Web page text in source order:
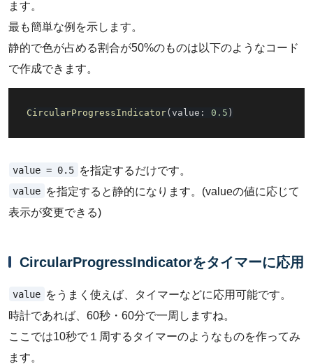
ます。
最も簡単な例を示します。
静的で色が占める割合が50%のものは以下のようなコード
で作成できます。
CircularProgressIndicator( value : 0.5 )
value = 0.5 を指定するだけです。
value を指定すると静的になります。(valueの値に応じて
表示が変更できる)
CircularProgressIndicatorをタイマーに応用
value をうまく使えば、タイマーなどに応用可能です。
時計であれば、60秒・60分で一周しますね。
ここでは10秒で１周するタイマーのようなものを作ってみ
ます。